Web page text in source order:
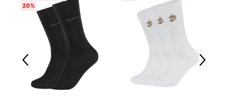
20%